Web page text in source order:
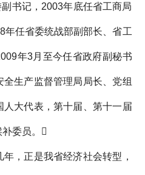
书记，2003年底任省工商局
年任省委统战部副部长、省工
年3月至今任省政府副秘书
生产监督管理局局长、党组
大代表，第十届、第十一届
委员。
，正是我省经济社会转型，